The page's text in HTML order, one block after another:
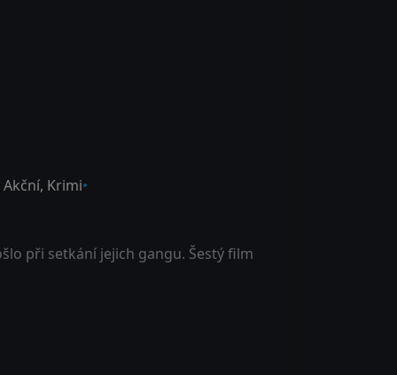
Akční, Krimi
při setkání jejich gangu. Šestý film